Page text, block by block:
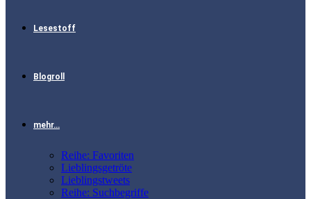
Lesestoff
Blogroll
mehr…
Reihe: Favoriten
Lieblingsgetröte
Lieblingstweets
Reihe: Suchbegriffe